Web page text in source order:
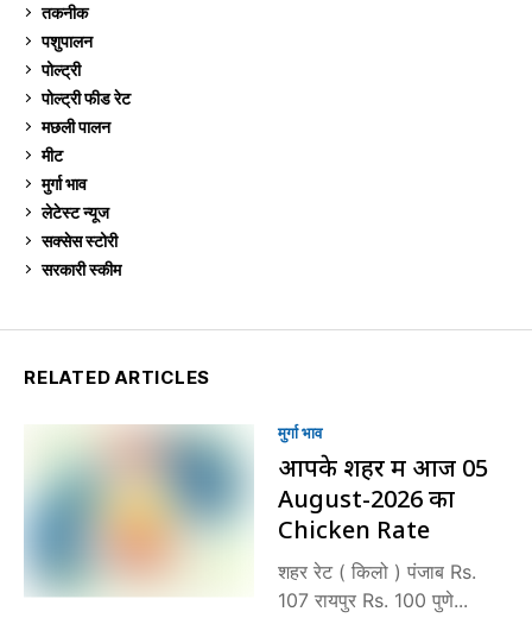
तकनीक
पशुपालन
पोल्ट्री
पोल्ट्री फीड रेट
मछली पालन
मीट
मुर्गा भाव
लेटेस्ट न्यूज
सक्सेस स्टो‍री
सरकारी स्की‍म
RELATED ARTICLES
मुर्गा भाव
आपके शहर में आज 05
August-2026 का
Chicken Rate
शहर रेट ( किलो ) पंजाब Rs.
107 रायपुर Rs. 100 पुणे...